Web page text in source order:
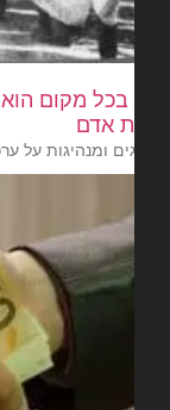
אדם
ומנהיגות על ערכן